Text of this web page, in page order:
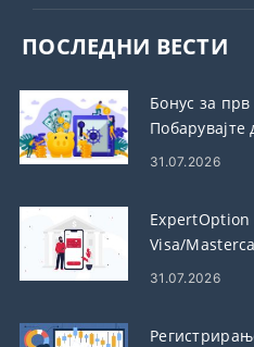
ПОСЛЕДНИ ВЕСТИ
Бонус за
депозит
31.07.2026
ExpertOption
Visa/
плаќања и
31.07.2026